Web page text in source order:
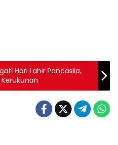
Hari Lahir Pancasila,